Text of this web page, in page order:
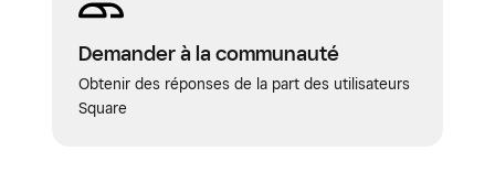
Demander à la communauté
Obtenir des réponses de la part des utilisateurs
Square